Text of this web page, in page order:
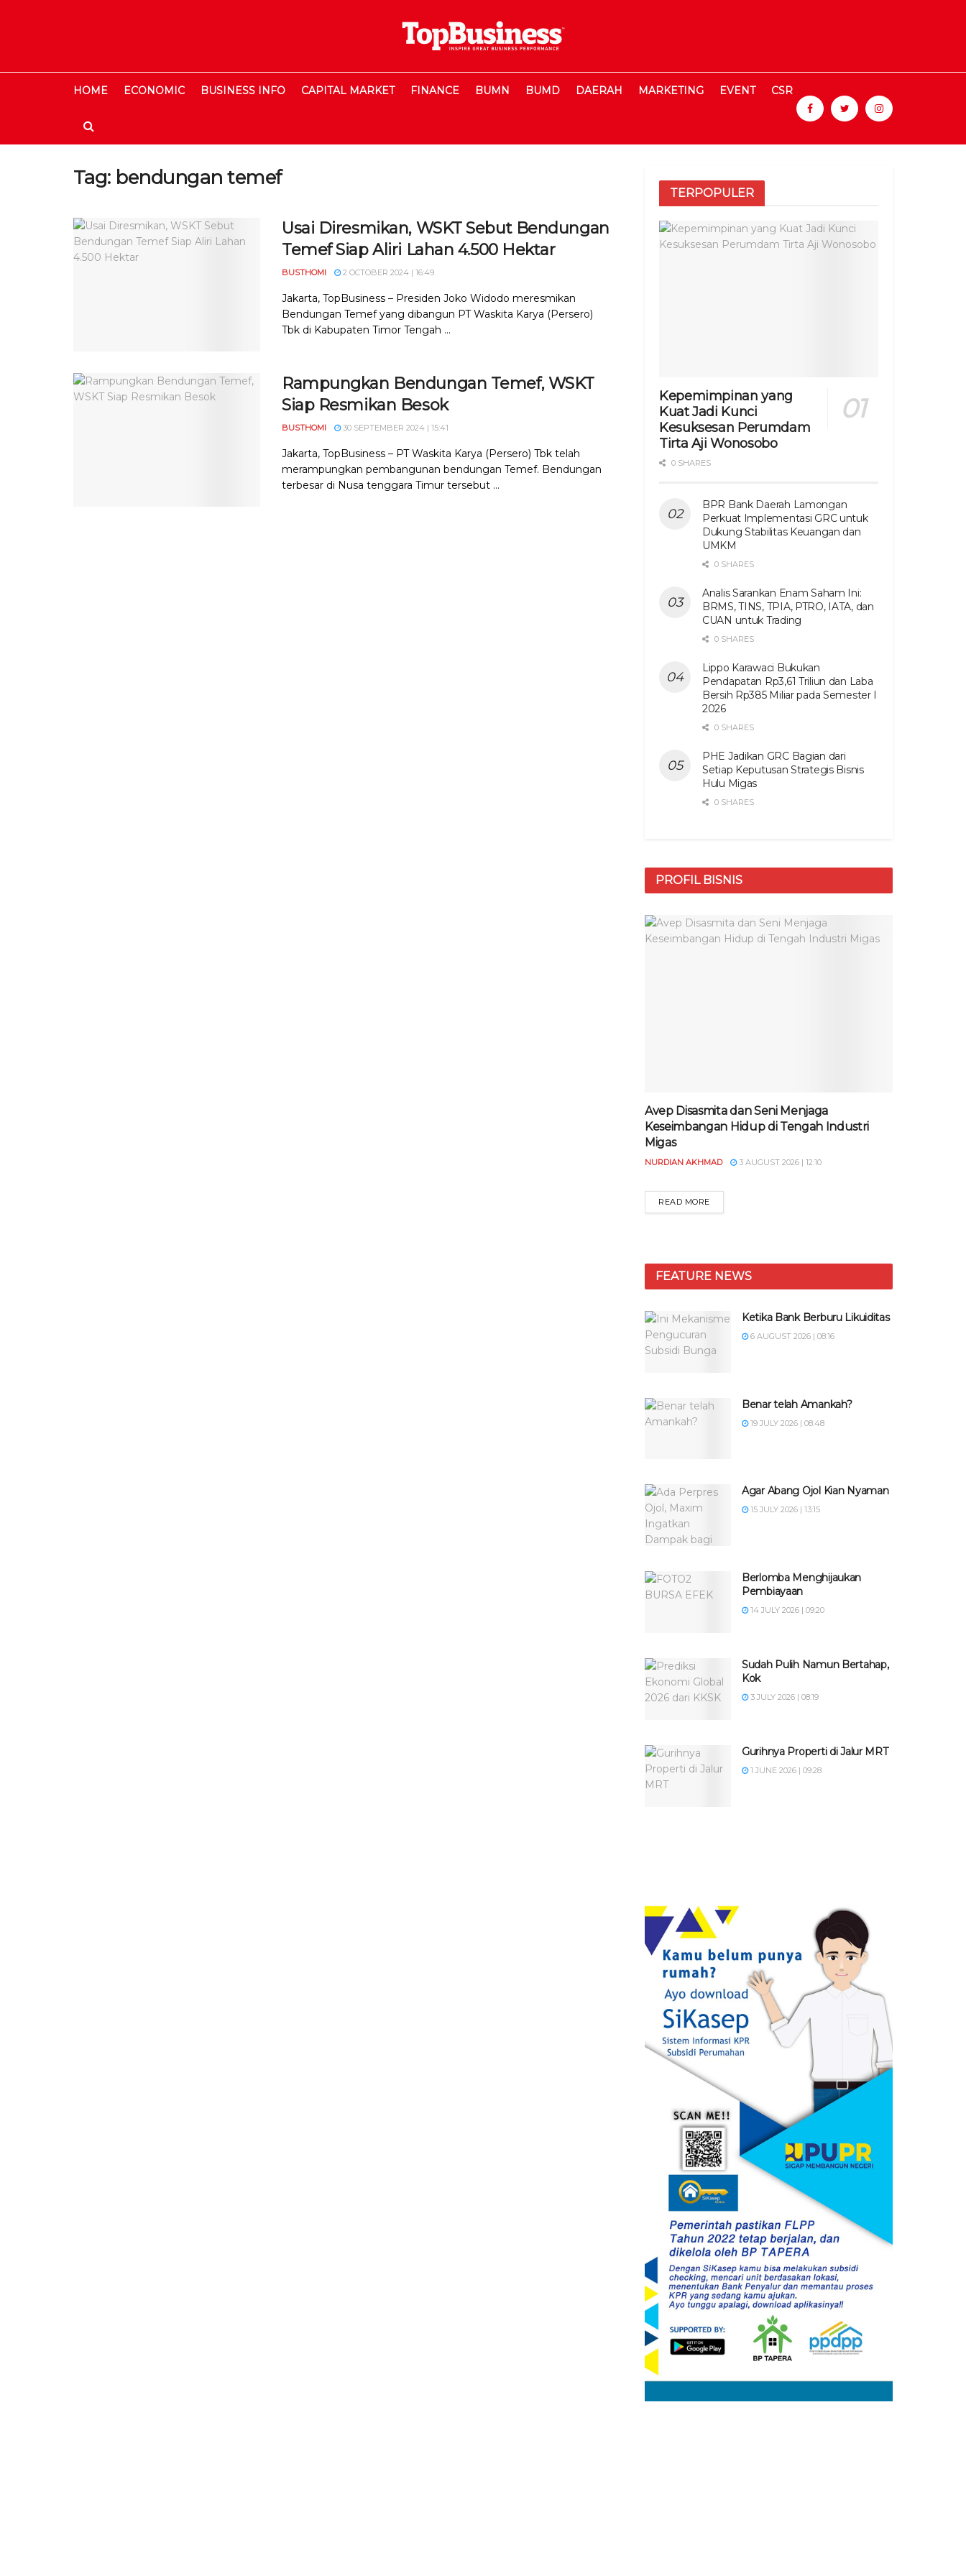
HOME ECONOMIC BUSINESS INFO CAPITAL MARKET FINANCE BUMN BUMD DAERAH MARKETING EVENT CSR
Tag: bendungan temef
Usai Diresmikan, WSKT Sebut Bendungan
Temef Siap Aliri Lahan 4.500 Hektar
BUSTHOMI 2 OCTOBER 2024 | 16:49
Jakarta, TopBusiness – Presiden Joko Widodo meresmikan
Bendungan Temef yang dibangun PT Waskita Karya (Persero)
Tbk di Kabupaten Timor Tengah ...
Rampungkan Bendungan Temef, WSKT
Siap Resmikan Besok
BUSTHOMI 30 SEPTEMBER 2024 | 15:41
Jakarta, TopBusiness – PT Waskita Karya (Persero) Tbk telah
merampungkan pembangunan bendungan Temef. Bendungan
terbesar di Nusa tenggara Timur tersebut ...
TERPOPULER
Kepemimpinan yang
Kuat Jadi Kunci
Kesuksesan Perumdam
Tirta Aji Wonosobo
0 SHARES
BPR Bank Daerah Lamongan
Perkuat Implementasi GRC untuk
Dukung Stabilitas Keuangan dan
UMKM
0 SHARES
Analis Sarankan Enam Saham Ini:
BRMS, TINS, TPIA, PTRO, IATA, dan
CUAN untuk Trading
0 SHARES
Lippo Karawaci Bukukan
Pendapatan Rp3,61 Triliun dan Laba
Bersih Rp385 Miliar pada Semester I
2026
0 SHARES
PHE Jadikan GRC Bagian dari
Setiap Keputusan Strategis Bisnis
Hulu Migas
0 SHARES
PROFIL BISNIS
Avep Disasmita dan Seni Menjaga
Keseimbangan Hidup di Tengah Industri
Migas
NURDIAN AKHMAD 3 AUGUST 2026 | 12:10
READ MORE
FEATURE NEWS
Ketika Bank Berburu Likuiditas
6 AUGUST 2026 | 08:16
Benar telah Amankah?
19 JULY 2026 | 08:48
Agar Abang Ojol Kian Nyaman
15 JULY 2026 | 13:15
Berlomba Menghijaukan
Pembiayaan
14 JULY 2026 | 09:20
Sudah Pulih Namun Bertahap,
Kok
3 JULY 2026 | 08:19
Gurihnya Properti di Jalur MRT
1 JUNE 2026 | 09:28